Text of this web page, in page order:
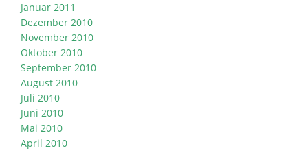
Januar 2011
Dezember 2010
November 2010
Oktober 2010
September 2010
August 2010
Juli 2010
Juni 2010
Mai 2010
April 2010